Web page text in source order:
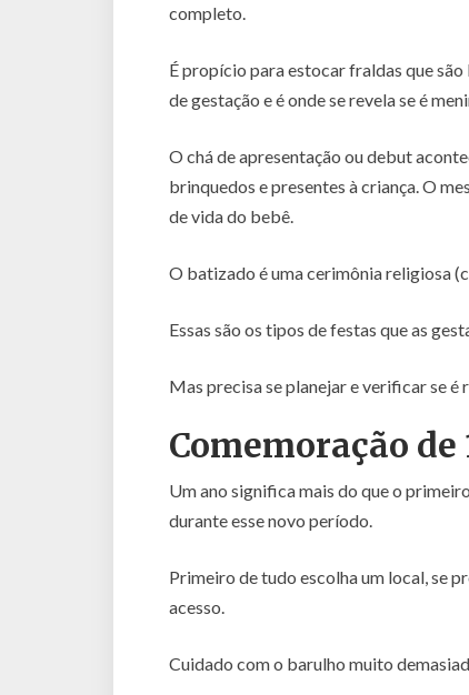
completo.
É propício para estocar fraldas que
de gestação e é onde se revela se é
O chá de apresentação ou debut
brinquedos e presentes à criança. O
de vida do bebê.
O batizado é uma cerimônia religiosa
Essas são os tipos de festas que as
Mas precisa se planejar e verificar se é
Comemoração de
Um ano significa mais do que o
durante esse novo período.
Primeiro de tudo escolha um local, se
acesso.
Cuidado com o barulho muito